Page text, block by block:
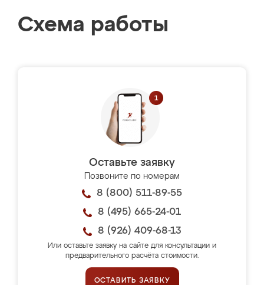
Схема работы
Оставьте заявку
Позвоните по номерам
8 (800) 511-89-55
8 (495) 665-24-01
8 (926) 409-68-13
Или оставьте заявку на сайте для консультации и
предварительного расчёта стоимости.
ОСТАВИТЬ ЗАЯВКУ